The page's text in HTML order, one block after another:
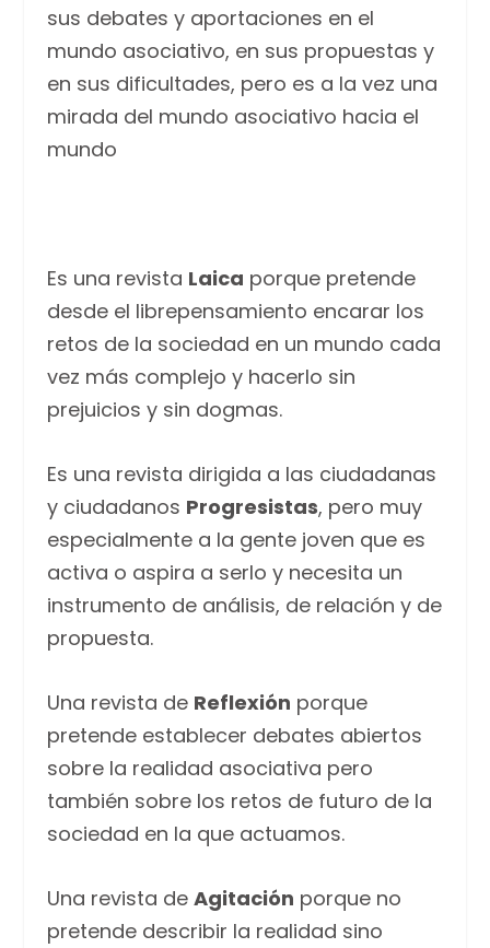
sus debates y aportaciones en el
mundo asociativo, en sus propuestas y
en sus dificultades, pero es a la vez una
mirada del mundo asociativo hacia el
mundo
Es una revista Laica porque pretende
desde el librepensamiento encarar los
retos de la sociedad en un mundo cada
vez más complejo y hacerlo sin
prejuicios y sin dogmas.
Es una revista dirigida a las ciudadanas
y ciudadanos Progresistas, pero muy
especialmente a la gente joven que es
activa o aspira a serlo y necesita un
instrumento de análisis, de relación y de
propuesta.
Una revista de Reflexión porque
pretende establecer debates abiertos
sobre la realidad asociativa pero
también sobre los retos de futuro de la
sociedad en la que actuamos.
Una revista de Agitación porque no
pretende describir la realidad sino